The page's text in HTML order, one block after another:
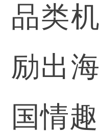
品类
励出
国情